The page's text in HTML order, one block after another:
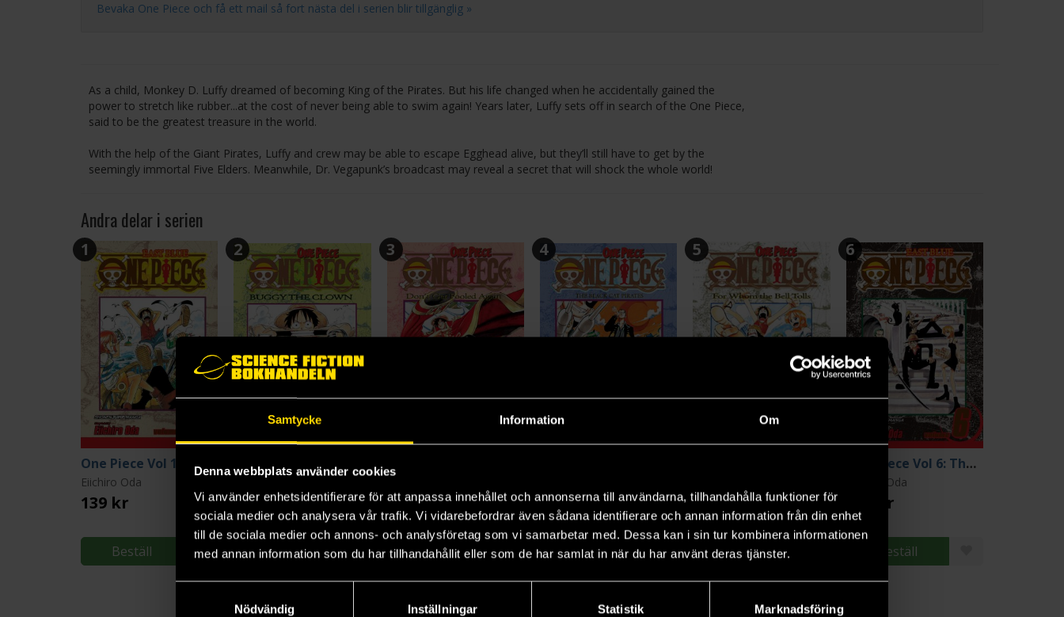
Samtycke Information Om
Denna webbplats använder cookies
Vi använder enhetsidentifierare för att anpassa innehållet och annonserna till användarna, tillhandahålla funktioner för
sociala medier och analysera vår trafik. Vi vidarebefordrar även sådana identifierare och annan information från din enhet
till de sociala medier och annons- och analysföretag som vi samarbetar med. Dessa kan i sin tur kombinera informationen
med annan information som du har tillhandahållit eller som de har samlat in när du har använt deras tjänster.
Nödvändig
Inställningar Statistik Marknadsföring
Bevaka One Piece och få ett mail så fort nästa del i serien blir tillgänglig »
As a child, Monkey D. Luffy dreamed of becoming King of the Pirates. But his life changed when he accidentally gained the
power to stretch like rubber...at the cost of never being able to swim again! Years later, Luffy sets off in search of the One Piece,
said to be the greatest treasure in the world.
With the help of the Giant Pirates, Luffy and crew may be able to escape Egghead alive, but they’ll still have to get by the
seemingly immortal Five Elders. Meanwhile, Dr. Vegapunk’s broadcast may reveal a secret that will shock the whole world!
Andra delar i serien
1
One Piece Vol 1: Romance Dawn
Eiichiro Oda
139 kr
Beställ
2
Eiichiro Oda
139 kr
Beställ
3
139 kr
Beställ
4
139 kr
Beställ
5
139 kr
Beställ
6
One Piece Vol 6: The Oath
Eiichiro Oda
139 kr
Beställ